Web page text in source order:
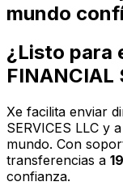
mundo
¿Listo para
FINANCIAL
Xe facilita enviar
SERVICES LLC y
mundo. Con
transferencias a
confianza.